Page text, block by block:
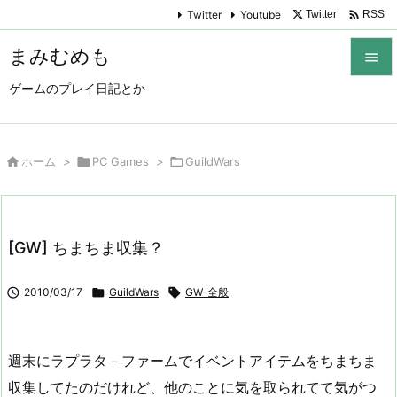
まみむめも
ゲームのプレイ日記とか

Twitter Youtube Twitter  RSS
 ホーム > PC Games > GuildWars
[GW] ちまちま収集？
 2010/03/17  GuildWars  GW-全般
週末にラプラタ－ファームでイベントアイテムをちまちま
収集してたのだけれど、他のことに気を取られてて気がつ